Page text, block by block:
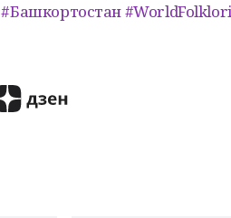
#Башкортостан